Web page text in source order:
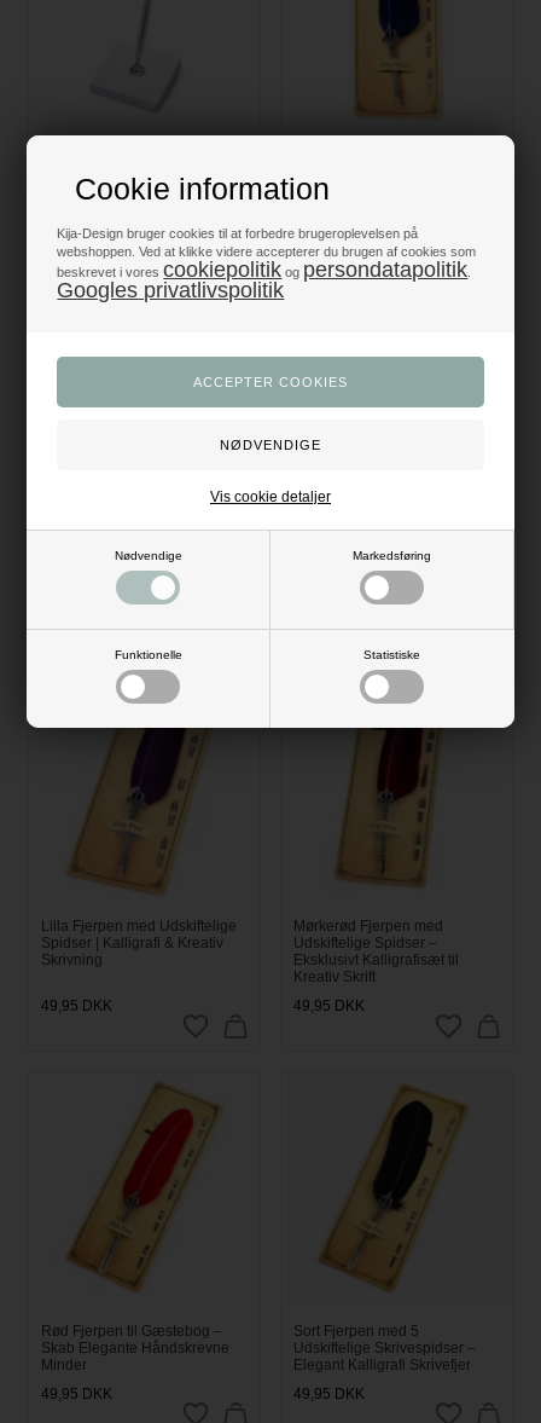
Cookie information
Kija-Design bruger cookies til at forbedre brugeroplevelsen på
webshoppen. Ved at klikke videre accepterer du brugen af cookies som
beskrevet i vorescookiepolitik og persondatapolitik
Googles privatlivspolitik
Nødvendige Markedsføring
Funktionelle Statistiske
Vis cookie detaljer
Udskiftelige Penne
Skab Smukke Håndskrevne
Udskiftelige Penneindsatser
DKK
Lilla Fjerpen med Udskiftelige
Spidser | Kalligrafi & Kreativ
Skrivning
49,95 DKK
Mørkerød Fjerpen med
Udskiftelige Spidser –
Eksklusivt Kalligrafisæt til
Kreativ Skrift
49,95 DKK
Rød Fjerpen til Gæstebog –
Skab Elegante Håndskrevne
Minder
49,95 DKK
Sort Fjerpen med 5
Udskiftelige Skrivespidser –
Elegant Kalligrafi Skrivefjer
49,95 DKK